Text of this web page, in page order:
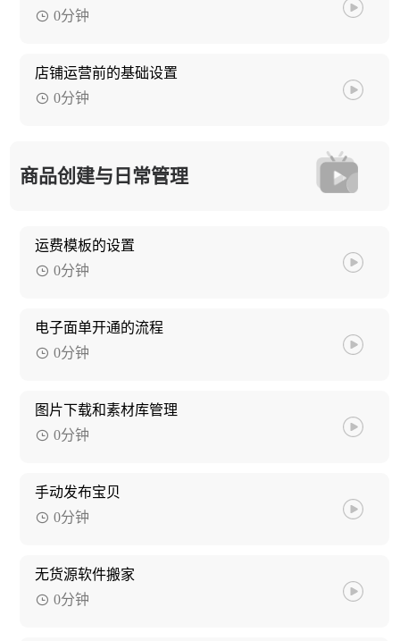
0分钟
店铺运营前的基础设置
0分钟
商品创建与日常管理
运费模板的设置
0分钟
电子面单开通的流程
0分钟
图片下载和素材库管理
0分钟
手动发布宝贝
0分钟
无货源软件搬家
0分钟